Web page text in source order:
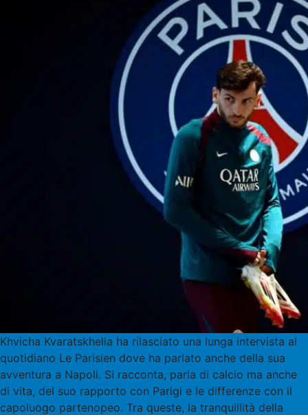
Khvicha Kvaratskhelia ha rilasciato una lunga intervista al
quotidiano Le Parisien dove ha parlato anche della sua
avventura a Napoli. Si racconta, parla di calcio ma anche
di vita, del suo rapporto con Parigi e le differenze con il
capoluogo partenopeo. Tra queste, la tranquillità della